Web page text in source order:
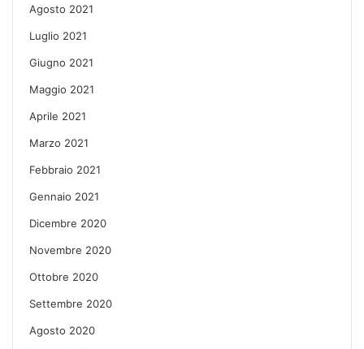
Agosto 2021
Luglio 2021
Giugno 2021
Maggio 2021
Aprile 2021
Marzo 2021
Febbraio 2021
Gennaio 2021
Dicembre 2020
Novembre 2020
Ottobre 2020
Settembre 2020
Agosto 2020